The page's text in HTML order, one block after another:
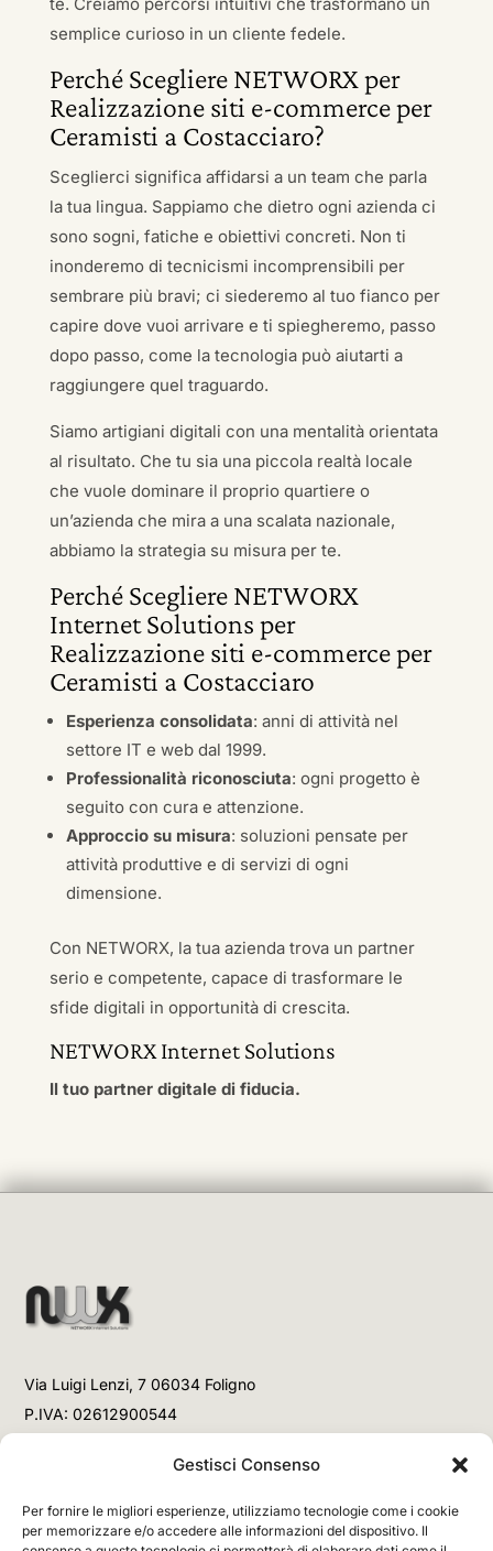
Gestisci Consenso
Per fornire le migliori esperienze, utilizziamo tecnologie come i cookie
per memorizzare e/o accedere alle informazioni del dispositivo. Il
semplice curioso in un cliente fedele.
Perché Scegliere NETWORX per
Realizzazione siti e-commerce per
Ceramisti a Costacciaro?
Sceglierci significa affidarsi a un team che parla
la tua lingua. Sappiamo che dietro ogni azienda ci
sono sogni, fatiche e obiettivi concreti. Non ti
inonderemo di tecnicismi incomprensibili per
sembrare più bravi; ci siederemo al tuo fianco per
capire dove vuoi arrivare e ti spiegheremo, passo
dopo passo, come la tecnologia può aiutarti a
raggiungere quel traguardo.
Siamo artigiani digitali con una mentalità orientata
al risultato. Che tu sia una piccola realtà locale
che vuole dominare il proprio quartiere o
un’azienda che mira a una scalata nazionale,
abbiamo la strategia su misura per te.
Perché Scegliere NETWORX
Internet Solutions per
Realizzazione siti e-commerce per
Ceramisti a Costacciaro
Esperienza consolidata: anni di attività nel
settore IT e web dal 1999.
Professionalità riconosciuta: ogni progetto è
seguito con cura e attenzione.
Approccio su misura: soluzioni pensate per
attività produttive e di servizi di ogni
dimensione.
Con NETWORX, la tua azienda trova un partner
serio e competente, capace di trasformare le
sfide digitali in opportunità di crescita.
NETWORX Internet Solutions
Il tuo partner digitale di fiducia.
Via Luigi Lenzi, 7 06034 Foligno
P.IVA: 02612900544
+39 3477853708 (Chiamata)